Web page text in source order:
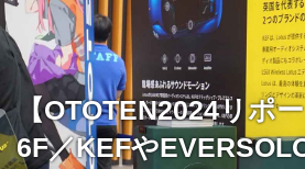
【OTOTEN2024リポ
6F／KEFや